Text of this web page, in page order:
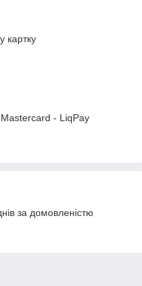
картку
- LiqPay
за домовленістю